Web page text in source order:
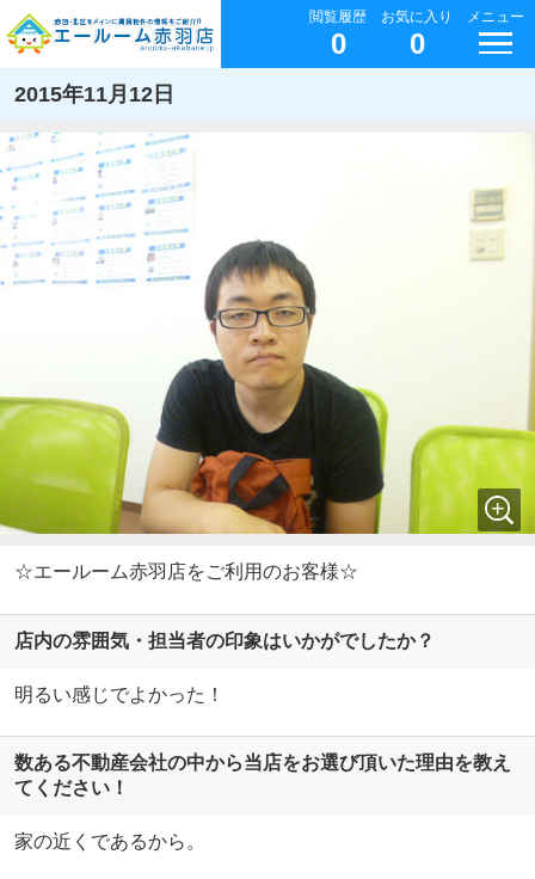
閲覧履歴
0
お気に入り
0
メニュー
2015年11月12日
☆エールーム赤羽店をご利用のお客様☆
店内の雰囲気・担当者の印象はいかがでしたか？
明るい感じでよかった！
数ある不動産会社の中から当店をお選び頂いた理由を教え
てください！
家の近くであるから。